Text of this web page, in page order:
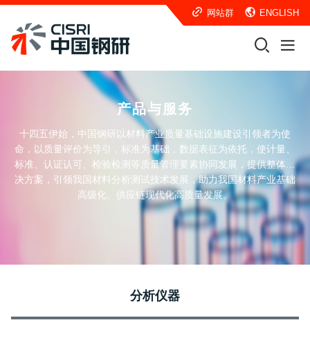
网站群 ENGLISH
产品与服务
十四五伊始，中国钢研以材料产业质量基础设施建设引领者为使
命，以质量评价为导引，标准为基础，数据表征为依托，使计量、
标准、认证认可、检验检测等质量管理要素协同发展，提供整体解
决方案，引领我国材料分析测试技术发展，助力我国材料产业基础
高级化、供应链现代化高质量发展。
分析仪器